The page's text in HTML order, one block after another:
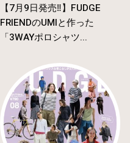
【7月9日発売‼︎】FUDGE
FRIENDのUMIと作った
「3WAYポロシャツ...